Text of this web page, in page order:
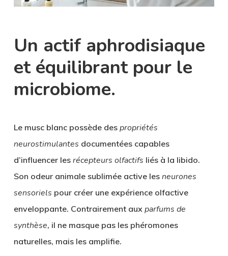
Un actif aphrodisiaque
et équilibrant pour le
microbiome.
Le musc blancpossède des propriétés
neurostimulantes documentées capables
d’influencer les récepteurs olfactifs liés à la libido.
Son odeur animale subliméeactive les neurones
sensoriels pour créer une expérience olfactive
enveloppante. Contrairement aux parfums de
synthèse, il ne masque pas les phéromones
naturelles, mais les amplifie.